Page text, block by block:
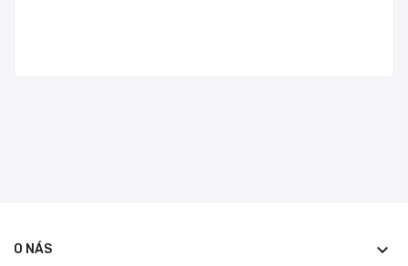
O NÁS keyboard_arrow_down